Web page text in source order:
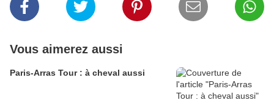
Vous aimerez aussi
Paris-Arras Tour : à cheval aussi